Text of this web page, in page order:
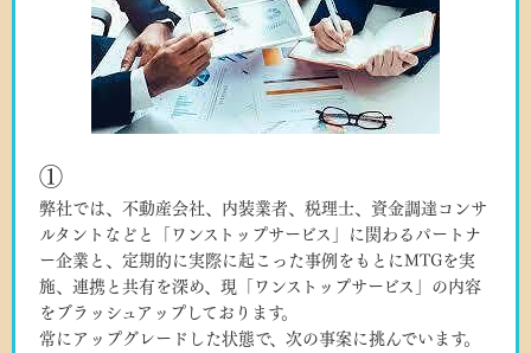
①
弊社では、不動産会社、内装業者、税理士、資金調達コンサ
ルタントなどと「ワンストップサービス」に関わるパートナ
ー企業と、定期的に実際に起こった事例をもとにMTGを実
施、連携と共有を深め、現「ワンストップサービス」の内容
をブラッシュアップしております。
常にアップグレードした状態で、次の事案に挑んでいます。